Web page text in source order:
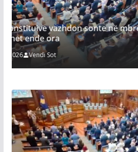
LAJMET
Abdixhiku pas takimit me
larg marrëveshjes